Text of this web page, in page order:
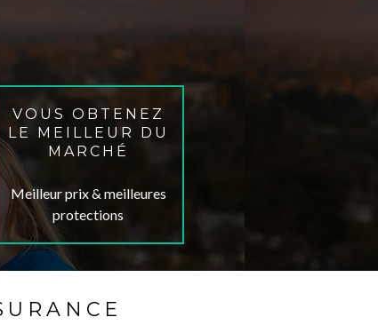
VOUS OBTENEZ
LE MEILLEUR DU
MARCHÉ
Meilleur prix & meilleures
protections